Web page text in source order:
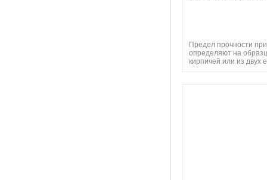
Предел прочности
определяют на
кирпичей или из двух